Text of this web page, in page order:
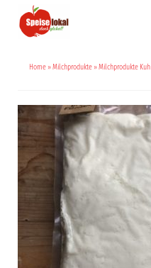
Home »Milchprodukte »Milchprodukte Kuh